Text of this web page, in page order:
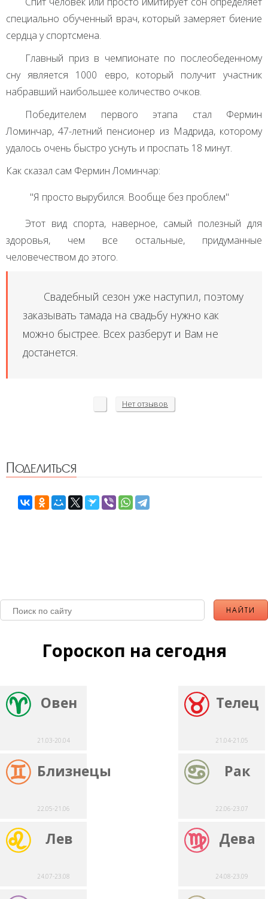
специально обученный врач, который замеряет биение
сердца у спортсмена.
Главный приз в чемпионате по послеобеденному
сну является 1000 евро, который получит участник
набравший наибольшее количество очков.
Победителем первого этапа стал Фермин
Ломинчар, 47-летний пенсионер из Мадрида, которому
удалось очень быстро уснуть и проспать 18 минут.
Как сказал сам Фермин Ломинчар:
"Я просто вырубился. Вообще без проблем"
Этот вид спорта, наверное, самый полезный для
здоровья, чем все остальные, придуманные
человечеством до этого.
Свадебный сезон уже наступил, поэтому
заказывать тамада на свадьбу нужно как
можно быстрее. Всех разберут и Вам не
достанется.
Нет отзывов
Поделиться
Гороскоп на сегодня
Овен
21.03-20.04
Телец
21.04-21.05
Близнецы
22.05-21.06
Рак
22.06-23.07
Лев
24.07-23.08
Дева
24.08-23.09